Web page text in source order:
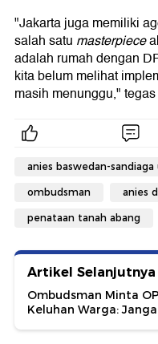
"Jakarta juga memiliki
salah satu masterpiece
adalah rumah dengan
kita belum melihat
masih menunggu,"
anies baswedan-sandiaga
ombudsman anies
penataan tanah abang
Artikel Selanjutnya
Ombudsman Minta
Keluhan Warga: